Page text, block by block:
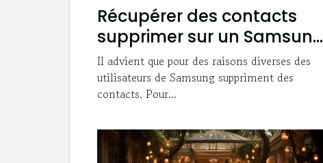
Récupérer des contacts
supprimer sur un Samsung
: comment s’y prendre ?
Il advient que pour des raisons diverses des
utilisateurs de Samsung suppriment des
contacts. Pour...